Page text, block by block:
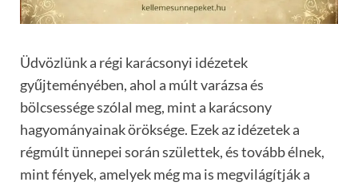
Üdvözlünk a régi karácsonyi idézetek
gyűjteményében, ahol a múlt varázsa és
bölcsessége szólal meg, mint a karácsony
hagyományainak öröksége. Ezek az idézetek a
régmúlt ünnepei során születtek, és tovább élnek,
mint fények, amelyek még ma is megvilágítják a